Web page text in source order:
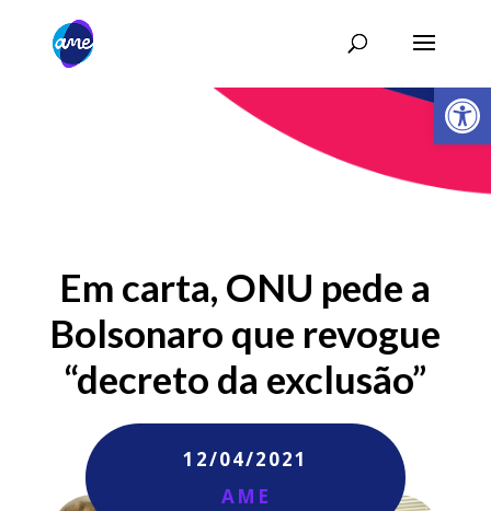
Abrir
Em carta, ONU pede a
Bolsonaro que revogue
“decreto da exclusão”
12/04/2021
AME